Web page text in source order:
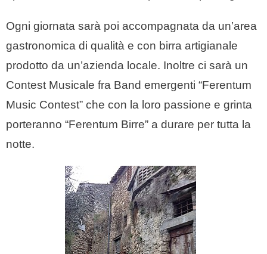
Ogni giornata sarà poi accompagnata da un’area
gastronomica di qualità e con birra artigianale
prodotto da un’azienda locale. Inoltre ci sarà un
Contest Musicale fra Band emergenti “Ferentum
Music Contest” che con la loro passione e grinta
porteranno “Ferentum Birre” a durare per tutta la
notte.